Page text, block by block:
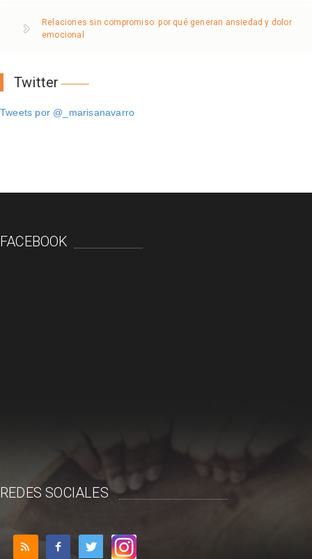
Relaciones sin compromiso: por qué generan ansiedad y dolor
emocional
Twitter
Tweets por @_marisanavarro
FACEBOOK
REDES SOCIALES